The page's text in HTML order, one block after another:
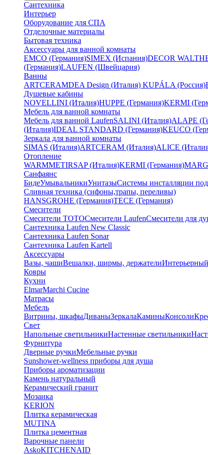
Сантехника
Интерьер
Оборудование для СПА
Отделочные материалы
Бытовая техника
Аксессуары для ванной комнаты
EMCO (Германия)SIMEX (Испания)DECOR
(Германия)LAUFEN (Швейцария)
Ванны
ARTCERAMDEA Design (Италия) KUPÁLA (Россия)
Душевые кабины
NOVELLINI (Италия)HUPPE (Германия)KERMI
Мебель для ванной комнаты
Мебель для ванной LaufenSALINI (Италия)ALAPE
(Италия)IDEAL STANDARD (Германия)KEUCO
Зеркала для ванной комнаты
SIMAS (Италия)ARTCERAM (Италия)ALICE
Отопление
WARMMETIRSAP (Италия)KERMI (Германия)
Санфаянс
БидеУмывальникиУнитазыСистемы инсталляции
Сливная техника (сифоны,трапы, переливы)
HANSGROHE (Германия)TECE (Германия)
Смесители
Смесители TOTOСмесители LaufenСмесители для
Сантехника Laufen New Classic
Сантехника Laufen Sonar
Сантехника Laufen Kartell
Аксессуары
Вазы, чашиВешалки, ширмы, держатели
Ковры
Кухни
ElmarMarchi Cucine
Матрасы
Мебель
Витрины, шкафыДиваныЗеркалаКаминыКонсоли
Свет
Напольные светильникиНастенные светильники
Фурнитура
Дверные ручкиМебельные ручки
Sunshower-wellness приборы для душа
Приборы ароматизации
Камень натуральный
Керамический гранит
Мозаика
KERION
Плитка керамическая
MUTINA
Плитка цементная
Варочные панели
AskoKITCHENAID